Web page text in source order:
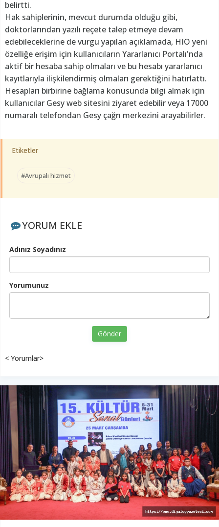
belirtti.
Hak sahiplerinin, mevcut durumda olduğu gibi,
doktorlarından yazılı reçete talep etmeye devam
edebileceklerine de vurgu yapılan açıklamada, HIO yeni
özelliğe erişim için kullanıcıların Yararlanıcı Portalı'nda
aktif bir hesaba sahip olmaları ve bu hesabı yararlanıcı
kayıtlarıyla ilişkilendirmiş olmaları gerektiğini hatırlattı.
Hesapları birbirine bağlama konusunda bilgi almak için
kullanıcılar Gesy web sitesini ziyaret edebilir veya 17000
numaralı telefondan Gesy çağrı merkezini arayabilirler.
Etiketler
#Avrupalı hizmet
YORUM EKLE
Adınız Soyadınız
Yorumunuz
Gönder
< Yorumlar>